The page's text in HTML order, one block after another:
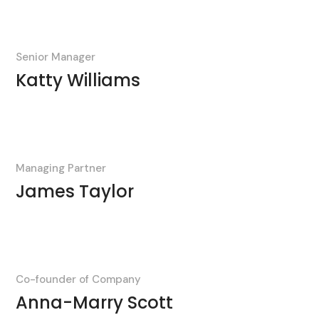
Senior Manager
Katty Williams
Managing Partner
James Taylor
Co-founder of Company
Anna-Marry Scott